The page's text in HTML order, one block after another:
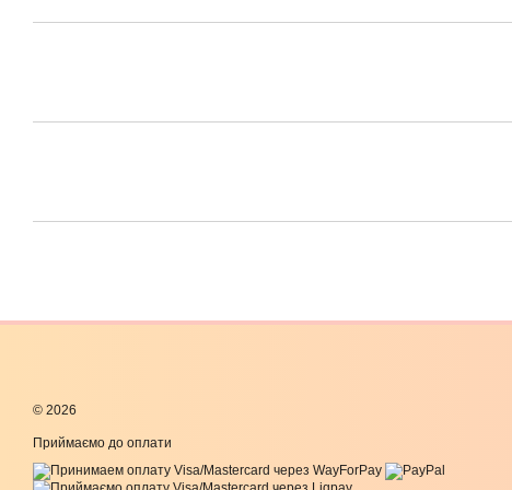
© 2026
Приймаємо до оплати